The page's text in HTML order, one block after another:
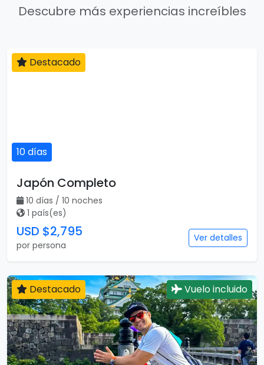
Descubre más experiencias increíbles
10 días
Destacado
Japón Completo
10 días / 10 noches
1 país(es)
USD $2,795
por persona
Ver detalles
Destacado Vuelo incluido